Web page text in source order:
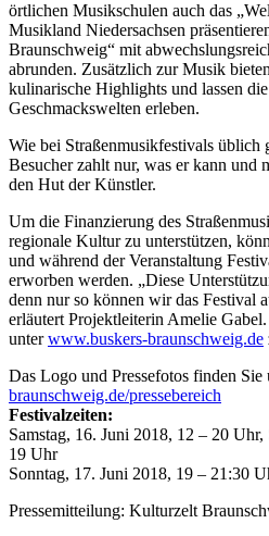
örtlichen Musikschulen auch das
Musikland Niedersachsen
Braunschweig“ mit
abrunden. Zusätzlich zur Musik
kulinarische Highlights und lassen
Geschmackswelten erleben.
Wie bei Straßenmusikfestivals
Besucher zahlt nur, was er kann und
den Hut der Künstler.
Um die Finanzierung des
regionale Kultur zu unterstützen,
und während der Veranstaltung
erworben werden. „Diese
denn nur so können wir das Festival
erläutert Projektleiterin Amelie
unterwww.buskers-braunschweig.de
Das Logo und Pressefotos finden Sie
braunschweig.de/pressebereich
Festivalzeiten:
Samstag, 16. Juni 2018, 12 – 20
19 Uhr
Sonntag, 17. Juni 2018, 19 – 21:30
Pressemitteilung: Kulturzelt